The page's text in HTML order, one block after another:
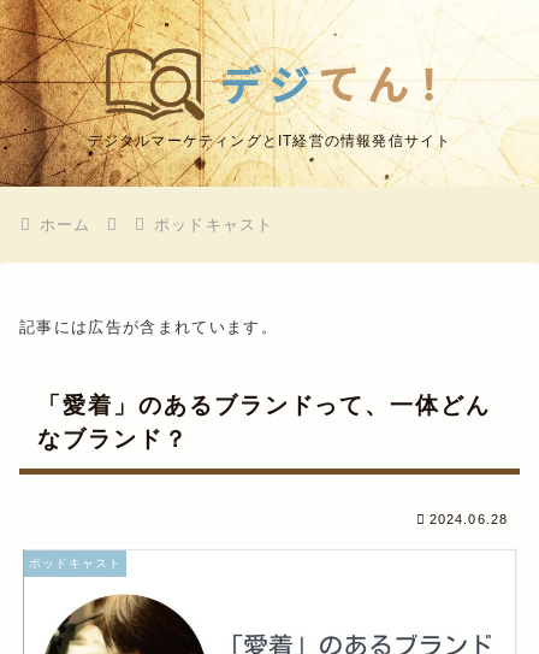
デジタルマーケティングとIT経営の情報発信サイト
ホーム ポッドキャスト
記事には広告が含まれています。
「愛着」のあるブランドって、一体どん
なブランド？
2024.06.28
ポッドキャスト